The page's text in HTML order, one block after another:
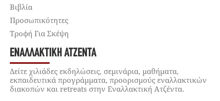
Βιβλία
Προσωπικότητες
Τροφή Για Σκέψη
ΕΝΑΛΛΑΚΤΙΚΉ ΑΤΖΈΝΤΑ
Δείτε χιλιάδες εκδηλώσεις, σεμινάρια, μαθήματα,
εκπαιδευτικά προγράμματα, προορισμούς εναλλακτικών
διακοπών και retreats στην Εναλλακτική Ατζέντα.